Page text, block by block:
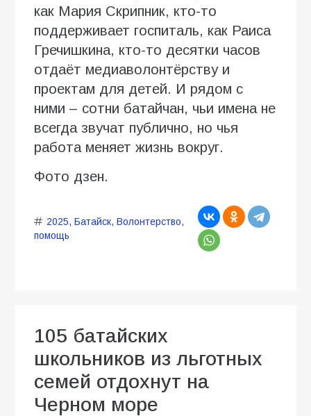
как Мария Скрипник, кто-то
поддерживает госпиталь, как Раиса
Гречишкина, кто-то десятки часов
отдаёт медиаволонтёрству и
проектам для детей. И рядом с
ними – сотни батайчан, чьи имена не
всегда звучат публично, но чья
работа меняет жизнь вокруг.
Фото дзен.
2025, Батайск, Волонтерство,
помощь
105 батайских
школьников из льготных
семей отдохнут на
Черном море